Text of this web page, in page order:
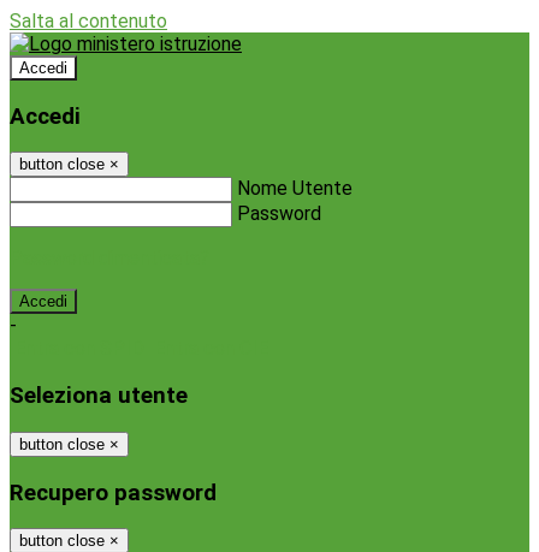
Salta al contenuto
Accedi
Accedi
button close ×
Nome Utente
Password
-
Seleziona utente
button close ×
Recupero password
button close ×